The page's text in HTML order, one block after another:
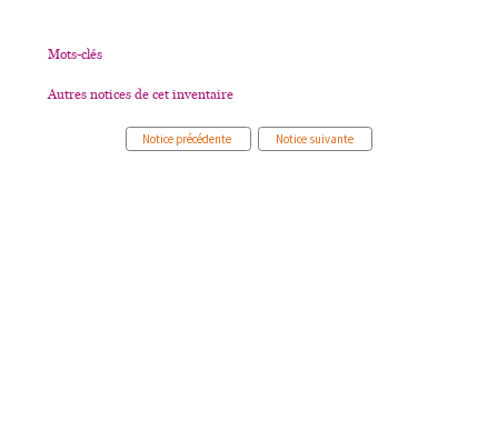
Mots-clés
Autres notices de cet inventaire
Notice précédente Notice suivante